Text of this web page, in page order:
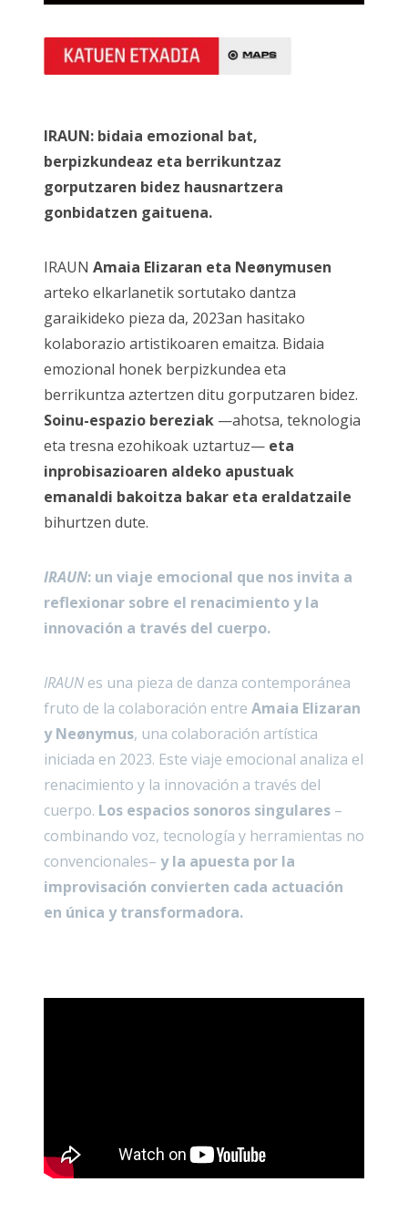
IRAUN: bidaia emozional bat,
berpizkundeaz eta berrikuntzaz
gorputzaren bidez hausnartzera
gonbidatzen gaituena.
IRAUN Amaia Elizaran eta Neønymusen
arteko elkarlanetik sortutako dantza
garaikideko pieza da, 2023an hasitako
kolaborazio artistikoaren emaitza. Bidaia
emozional honek berpizkundea eta
berrikuntza aztertzen ditu gorputzaren bidez.
Soinu-espazio bereziak —ahotsa, teknologia
eta tresna ezohikoak uztartuz— eta
inprobisazioaren aldeko apustuak
emanaldi bakoitza bakar eta eraldatzaile
bihurtzen dute.
IRAUN: un viaje emocional que nos invita a
reflexionar sobre el renacimiento y la
innovación a través del cuerpo.
IRAUN es una pieza de danza contemporánea
fruto de la colaboración entre Amaia Elizaran
y Neønymus, una colaboración artística
iniciada en 2023. Este viaje emocional analiza el
renacimiento y la innovación a través del
cuerpo. Los espacios sonoros singulares –
combinando voz, tecnología y herramientas no
convencionales– y la apuesta por la
improvisación convierten cada actuación
en única y transformadora.